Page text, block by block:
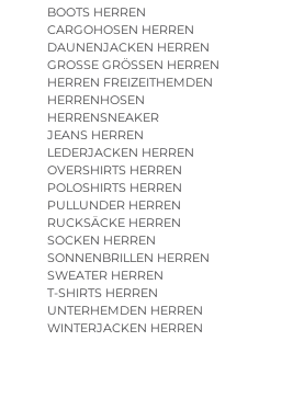
BOOTS HERREN
CARGOHOSEN HERREN
DAUNENJACKEN HERREN
GROSSE GRÖSSEN HERREN
HERREN FREIZEITHEMDEN
HERRENHOSEN
HERRENSNEAKER
JEANS HERREN
LEDERJACKEN HERREN
OVERSHIRTS HERREN
POLOSHIRTS HERREN
PULLUNDER HERREN
RUCKSÄCKE HERREN
SOCKEN HERREN
SONNENBRILLEN HERREN
SWEATER HERREN
T-SHIRTS HERREN
UNTERHEMDEN HERREN
WINTERJACKEN HERREN